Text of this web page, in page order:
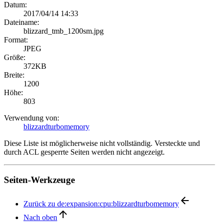
Datum:
2017/04/14 14:33
Dateiname:
blizzard_tmb_1200sm.jpg
Format:
JPEG
Größe:
372KB
Breite:
1200
Höhe:
803
Verwendung von:
blizzardturbomemory
Diese Liste ist möglicherweise nicht vollständig. Versteckte und
durch ACL gesperrte Seiten werden nicht angezeigt.
Seiten-Werkzeuge
Zurück zu de:expansion:cpu:blizzardturbomemory
Nach oben